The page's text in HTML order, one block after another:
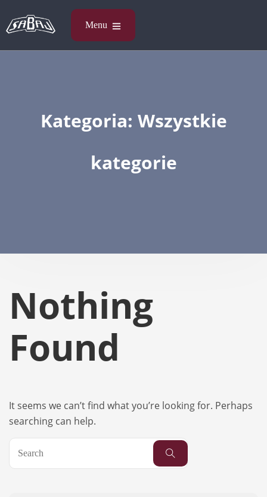
Kategoria: Wszystkie
kategorie
Nothing
Found
It seems we can’t find what you’re looking for. Perhaps
searching can help.